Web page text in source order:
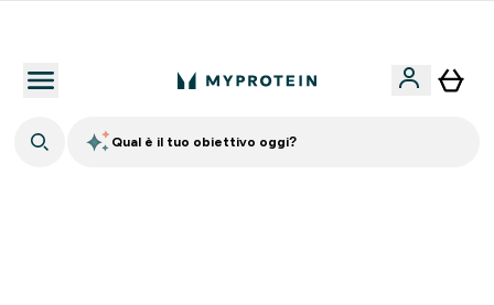
Qual è il tuo obiettivo oggi?